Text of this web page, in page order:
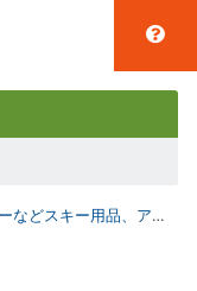
プ用品の買取なら仙台の【山とエコ】